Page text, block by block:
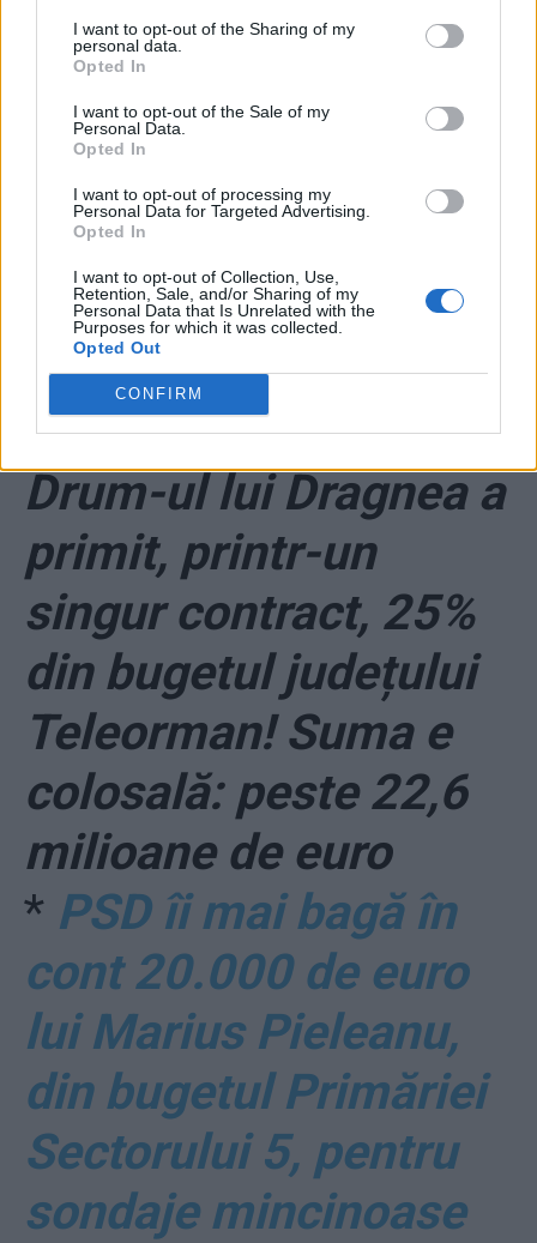
I want to opt-out of the Sharing of my
personal data.
Opted In
I want to opt-out of the Sale of my
Personal Data.
Opted In
I want to opt-out of processing my
Personal Data for Targeted Advertising.
Opted In
I want to opt-out of Collection, Use,
Retention, Sale, and/or Sharing of my
Personal Data that Is Unrelated with the
Purposes for which it was collected.
Opted Out
CONFIRM
„Varanul” pune la
bătaie 5 milioane de
dolari ca să fardeze
imaginea slută a
Antenei 3. Parteneriat
costisitor cu CNN
*În plină criză, Tel
Drum-ul lui Dragnea a
primit, printr-un
singur contract, 25%
din bugetul județului
Teleorman! Suma e
colosală: peste 22,6
milioane de euro
* PSD îi mai bagă în
cont 20.000 de euro
lui Marius Pieleanu,
din bugetul Primăriei
Sectorului 5, pentru
sondaje mincinoase